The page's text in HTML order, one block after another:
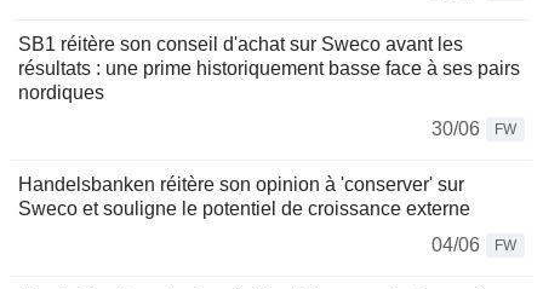
SB1 réitère son conseil d'achat sur Sweco avant les
résultats : une prime historiquement basse face à ses pairs
nordiques
30/06
FW
Handelsbanken réitère son opinion à 'conserver' sur
Sweco et souligne le potentiel de croissance externe
04/06
FW